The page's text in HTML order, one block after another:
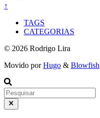
↑
TAGS
CATEGORIAS
© 2026 Rodrigo Lira
Movido porHugo & Blowfish